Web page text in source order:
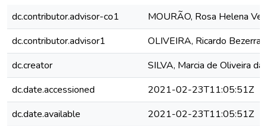
dc.contributor.advisor-co1
MOURÃO, Rosa Helena
dc.contributor.advisor1
OLIVEIRA, Ricardo Bezerra
dc.creator
SILVA, Marcia de Oliveira da
dc.date.accessioned
2021-02-23T11:05:51Z
dc.date.available
2021-02-23T11:05:51Z